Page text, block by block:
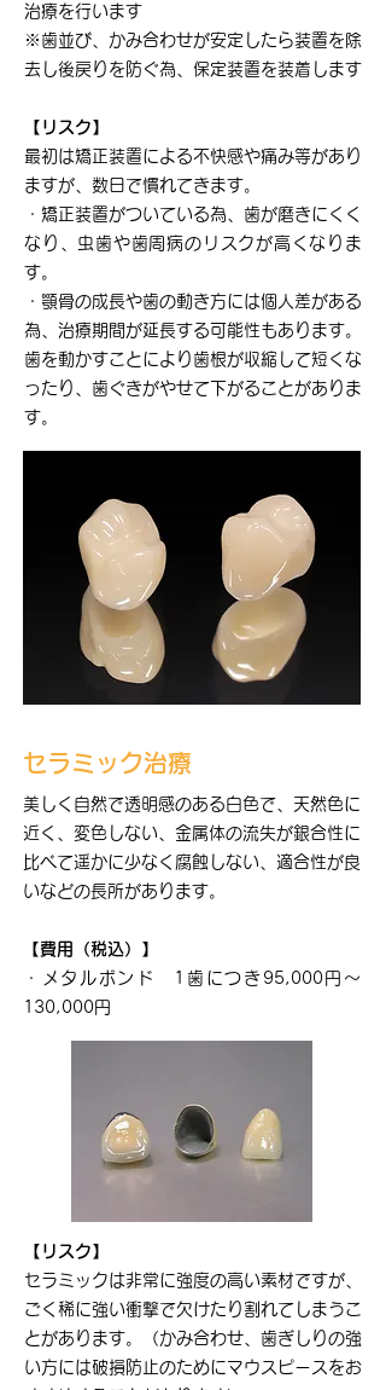
治療を行います​
※歯並び、かみ合わせが安定したら装置を除
去し後戻りを防ぐ為、保定装置を装着します
【リスク】
最初は矯正装置による不快感や痛み等があり
ますが、数日で慣れてきます。
・矯正装置がついている為、歯が磨きにくく
なり、虫歯や歯周病のリスクが高くなりま
す。
・顎骨の成長や歯の動き方には個人差がある
為、治療期間が延長する可能性もあります。
歯を動かすことにより歯根が収縮して短くな
ったり、歯ぐきがやせて下がることがありま
す。
セラミック治療
美しく自然で透明感のある白色で、天然色に
近く、変色しない、金属体の流失が銀合性に
比べて遥かに少なく腐蝕しない、適合性が良
いなどの長所があります。
【費用（税込）】
・メタルボンド 1歯につき95,000円〜
130,000円
【リスク】
セラミックは非常に強度の高い素材ですが、
ごく稀に強い衝撃で欠けたり割れてしまうこ
とがあります。（かみ合わせ、歯ぎしりの強
い方には破損防止のためにマウスピースをお